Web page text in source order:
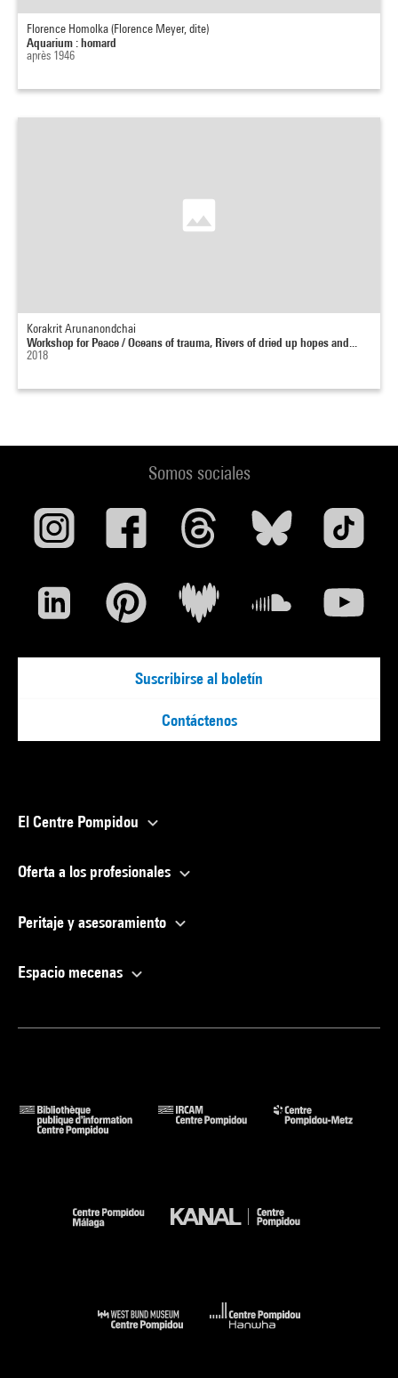
Florence Homolka (Florence Meyer, dite)
Aquarium : homard
après 1946
Korakrit Arunanondchai
Workshop for Peace / Oceans of trauma, Rivers of dried up hopes and...
2018
Somos sociales
Suscribirse al boletín
Contáctenos
El Centre Pompidou
Oferta a los profesionales
Peritaje y asesoramiento
Espacio mecenas